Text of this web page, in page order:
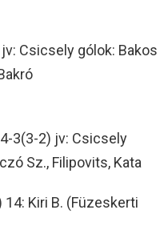
jv: Csicsely gólok: Bakos
4-3(3-2) jv: Csicsely
Sz., Filipovits, Kata
Kiri B. (Füzeskerti